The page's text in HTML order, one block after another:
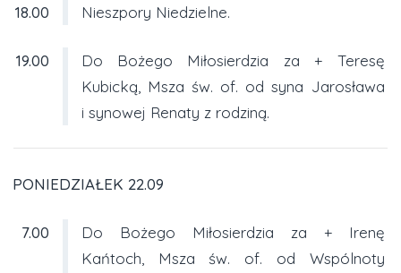
18.00 Nieszpory Niedzielne.
19.00
Do Bożego Miłosierdzia za + Teresę
Kubicką, Msza św. of. od syna Jarosława
i synowej Renaty z rodziną.
PONIEDZIAŁEK 22.09
7.00
Do Bożego Miłosierdzia za + Irenę
Kańtoch, Msza św. of. od Wspólnoty